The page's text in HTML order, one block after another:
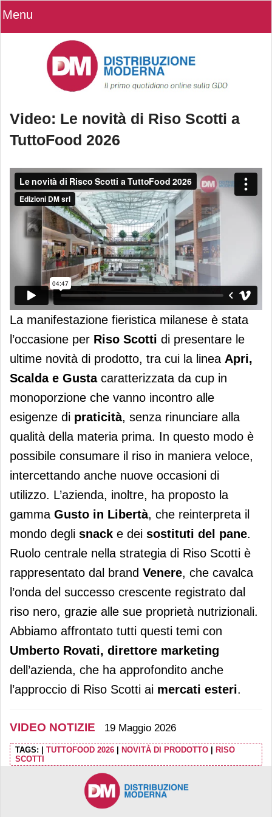
Menu
Video: Le novità di Riso Scotti a
TuttoFood 2026
Video: Le novità di Riso Scotti a
TuttoFood 2026
La manifestazione fieristica milanese è stata
l’occasione per Riso Scotti di presentare le
ultime novità di prodotto, tra cui la linea Apri,
Scalda e Gustacaratterizzata da cup in
monoporzione che vanno incontro alle
esigenze di praticità, senza rinunciare alla
qualità della materia prima. In questo modo è
possibile consumare il riso in maniera veloce,
intercettando anche nuove occasioni di
utilizzo. L’azienda, inoltre, ha proposto la
gamma Gusto in Libertà, che reinterpreta il
mondo degli snack e dei sostituti del pane.
Ruolo centrale nella strategia di Riso Scotti è
rappresentato dal brand Venere, che cavalca
l’onda del successo crescente registrato dal
riso nero, grazie alle sue proprietà nutrizionali.
Abbiamo affrontato tutti questi temi con
Umberto Rovati, direttore marketing
dell’azienda, che ha approfondito anche
l’approccio di Riso Scotti ai mercati esteri.
VIDEO NOTIZIE 19 Maggio 2026
TAGS: TUTTOFOOD 2026 NOVITÀ DI PRODOTTO
RISO
SCOTTI